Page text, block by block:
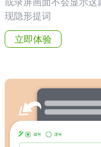
现隐形提词
立即体验